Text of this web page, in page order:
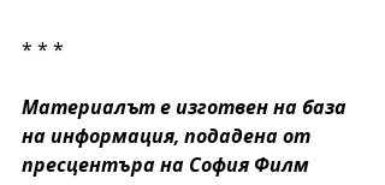
* * *
Материалът е изготвен на база
на информация, подадена от
пресцентъра на София Филм